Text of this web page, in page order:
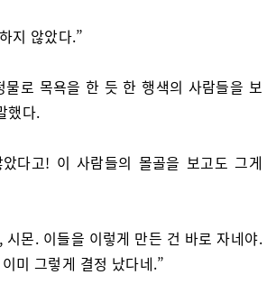
지 않았다.”
물로 목욕을 한 듯 한 행색의 사람들을 보
했다.
다고! 이 사람들의 몰골을 보고도 그게
시몬. 이들을 이렇게 만든 건 바로 자네야.
미 그렇게 결정 났다네.”